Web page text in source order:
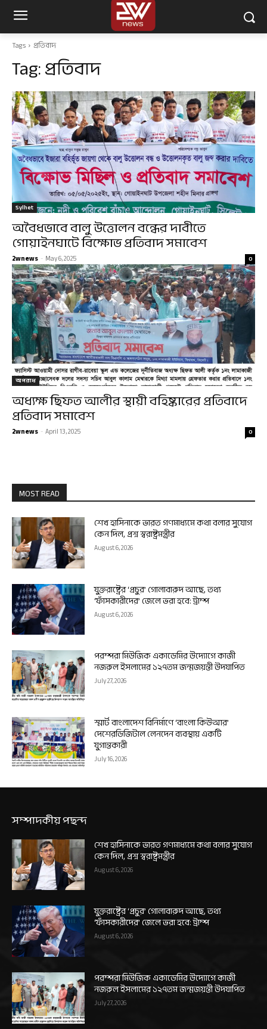
Tags প্রতিবাদ
Tag:প্রতিবাদ
Sylhet
অবৈধভাবে বালু উত্তোলন বন্ধের দাবীতে
গোয়াইনঘাটে বিক্ষোভ প্রতিবাদ সমাবেশ
2wnews - May 6, 2025 0
অপরাধ
অধ্যক্ষ ছিফত আলীর স্থায়ী বহিষ্কারের প্রতিবাদে
প্রতিবাদ সমাবেশ
2wnews -April 13, 2025 0
MOST READ
শেখ হাসিনাকে ভারত গণমাধ্যমে কথা বলার সুযোগ
কেন দিল, প্রশ্ন স্বরাষ্ট্রমন্ত্রীর
August 6, 2026
যুক্তরাষ্ট্রের ‘প্রচুর’ গোলাবারুদ আছে, তথ্য
‘ফাঁসকারীদের’ জেলে ভরা হবে: ট্রাম্প
August 6, 2026
পরম্পরা মিউজিক একাডেমির উদ্যোগে কাজী
নজরুল ইসলামের ১২৭তম জন্মজয়ন্তী উদযাপিত
July 27, 2026
স্মার্ট বাংলাদেশ বিনির্মাণে ‘বাংলা কিউআর’
দেশেরডিজিটাল লেনদেন ব্যবস্থায় একটি
যুগান্তকারী
July 16, 2026
সম্পাদকীয় পছন্দ
শেখ হাসিনাকে ভারত গণমাধ্যমে কথা বলার সুযোগ
কেন দিল, প্রশ্ন স্বরাষ্ট্রমন্ত্রীর
August 6, 2026
যুক্তরাষ্ট্রের ‘প্রচুর’ গোলাবারুদ আছে, তথ্য
‘ফাঁসকারীদের’ জেলে ভরা হবে: ট্রাম্প
August 6, 2026
পরম্পরা মিউজিক একাডেমির উদ্যোগে কাজী
নজরুল ইসলামের ১২৭তম জন্মজয়ন্তী উদযাপিত
July 27, 2026